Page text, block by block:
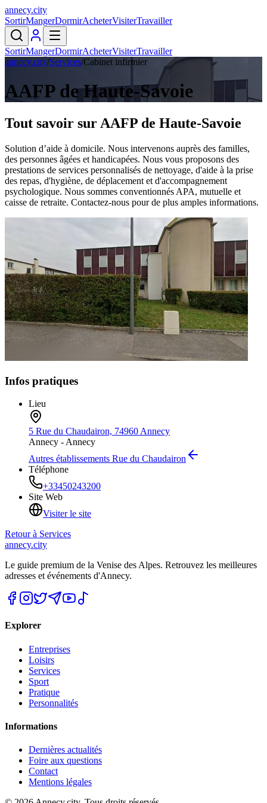
annecy.city
SortirMangerDormirAcheterVisiterTravailler
SortirMangerDormirAcheterVisiterTravailler
annecy.city/Services/Cabinet infirmier
AAFP de Haute-Savoie
Tout savoir sur AAFP de Haute-Savoie
Solution d’aide à domicile. Nous intervenons auprès des familles,
des personnes âgées et handicapées. Nous vous proposons des
prestations de services personnalisés de nettoyage, d'aide à la prise
des repas, d'hygiène, de déplacement et d'accompagnement
psychologique. Nous sommes conventionnés APA, mutuelle et
caisse de retraite. Contactez-nous pour de plus amples informations.
Infos pratiques
Lieu
5 Rue du Chaudairon, 74960 Annecy
Annecy - Annecy
Autres établissements Rue du Chaudairon
Téléphone
+33450243200
Site Web
Visiter le site
Retour à Services
annecy.city
Le guide premium de la Venise des Alpes. Retrouvez les meilleures
adresses et événements d'Annecy.
Explorer
Entreprises
Loisirs
Services
Sport
Pratique
Personnalités
Informations
Dernières actualités
Foire aux questions
Contact
Mentions légales